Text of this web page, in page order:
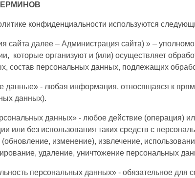
конфиденциальности используются
сайта далее – Администрация сайта) » –
которые организуют и (или) осуществляет
состав персональных данных, подлежащих
данные» - любая информация, относящаяся к
данных).
данных» - любое действие (операция)
или без использования таких средств с
изменение), извлечение,
удаление, уничтожение персональных
персональных данных» - обязательное